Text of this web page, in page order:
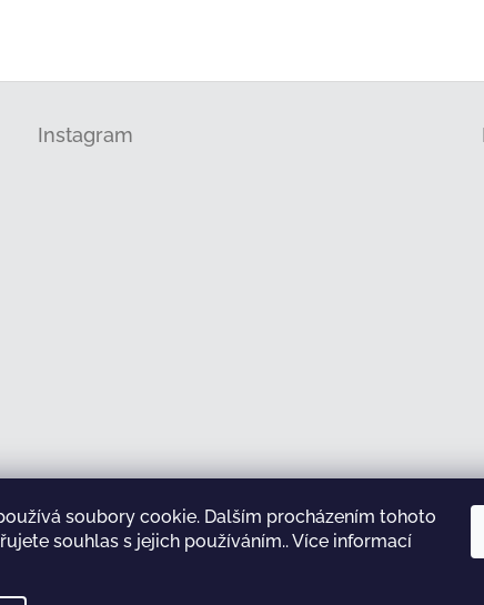
soubory cookie. Dalším procházením tohoto
souhlas s jejich používáním.. Více informací
Instagram
Sledovat na Instagramu